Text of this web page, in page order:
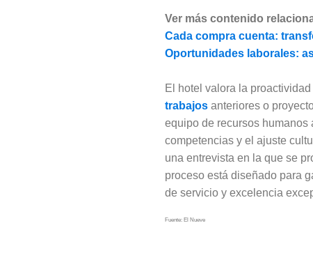
Ver más contenido
Cada compra cuenta:
Oportunidades laborales:
El hotel valora la
trabajos anteriores o
equipo de recursos
competencias y el ajuste
una entrevista en la que se
proceso está diseñado para
de servicio y excelencia
Fuente: El Nueve